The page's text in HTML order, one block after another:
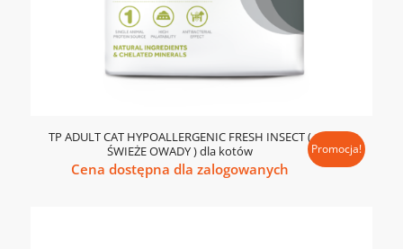
TP ADULT CAT HYPOALLERGENIC FRESH INSECT (
ŚWIEŻE OWADY ) dla kotów
Promocja!
Cena dostępna dla zalogowanych